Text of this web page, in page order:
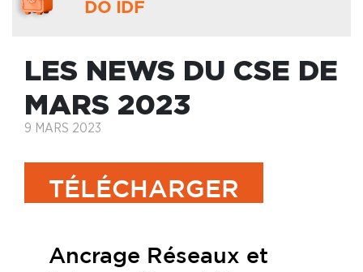
DO IDF
LES NEWS DU CSE DE
MARS 2023
9 MARS 2023
TÉLÉCHARGER
Ancrage Réseaux et